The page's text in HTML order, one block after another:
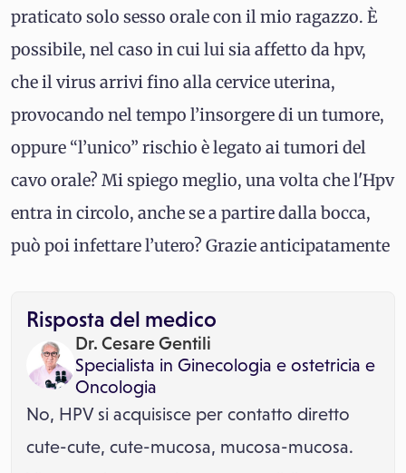
praticato solo sesso orale con il mio ragazzo. È
possibile, nel caso in cui lui sia affetto da hpv,
che il virus arrivi fino alla cervice uterina,
provocando nel tempo l’insorgere di un tumore,
oppure “l’unico” rischio è legato ai tumori del
cavo orale? Mi spiego meglio, una volta che l'Hpv
entra in circolo, anche se a partire dalla bocca,
può poi infettare l’utero? Grazie anticipatamente
Risposta del medico
Dr. Cesare Gentili
Specialista in Ginecologia e ostetricia e
Oncologia
No, HPV si acquisisce per contatto diretto
cute-cute, cute-mucosa, mucosa-mucosa.